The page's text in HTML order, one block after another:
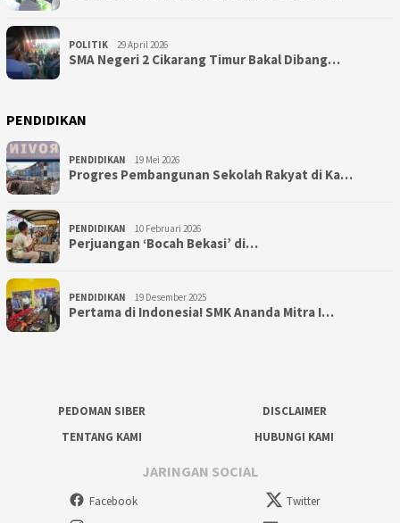
POLITIK 29 April 2026
SMA Negeri 2 Cikarang Timur Bakal Dibang…
PENDIDIKAN
PENDIDIKAN 19 Mei 2026
Progres Pembangunan Sekolah Rakyat di Ka…
PENDIDIKAN 10 Februari 2026
Perjuangan ‘Bocah Bekasi’ di…
PENDIDIKAN 19 Desember 2025
Pertama di Indonesia! SMK Ananda Mitra I…
PEDOMAN SIBER
DISCLAIMER
TENTANG KAMI
HUBUNGI KAMI
JARINGAN SOCIAL
Facebook
Twitter